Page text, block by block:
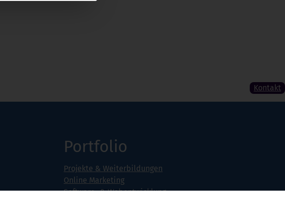
Kontakt
Portfolio
Projekte & Weiterbildungen
Online Marketing
Software- & Webentwicklung